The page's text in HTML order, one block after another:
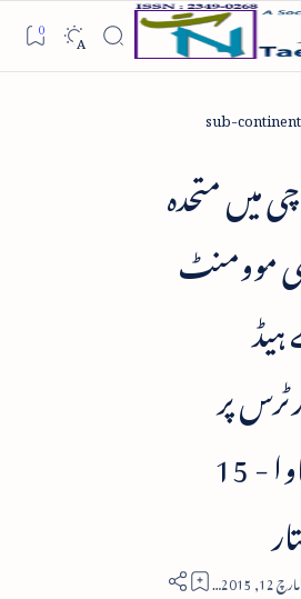
sub-continent
میں متحدہ
موومنٹ
پر
دھاوا - 15
3